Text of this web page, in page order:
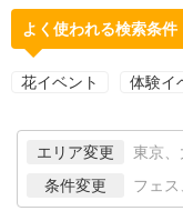
よく使われる検索条件
花イベント 体験イ
エリア変更 東京、
条件変更 フェ